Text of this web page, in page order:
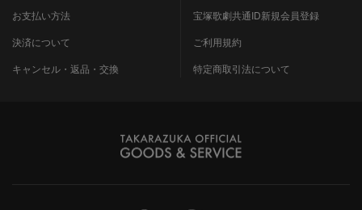
お支払い方法
決済について
キャンセル・返品・交換
宝塚歌劇共通ID新規会員登録
ご利用規約
特定商取引法について